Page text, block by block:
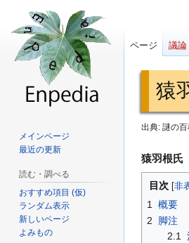
猿
出典: 謎の
ナ
ビ
ゲ
ー
シ
検
索
に
移
動
猿羽根氏
目次
1
概要
2
脚注
2.1
ページ 議論
メインページ
最近の更新
読む・調べる
おすすめ項目 (仮)
ランダム表示
新しいページ
よみもの